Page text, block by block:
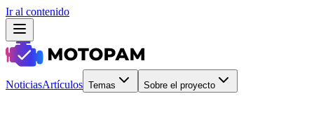
Ir al contenido
NoticiasArtículos Temas Sobre el proyecto